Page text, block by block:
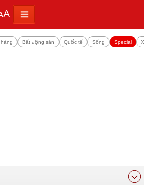
A
Bất động sản Quốc tế Sống Special